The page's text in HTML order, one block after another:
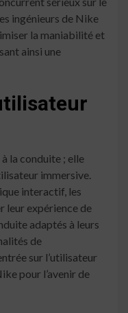
ingénieurs de Nike
la maniabilité et
ainsi une
la conduite ; elle
immersive.
interactif, les
leur expérience de
adaptés à leurs
de
sur l’utilisateur
pour l’avenir de